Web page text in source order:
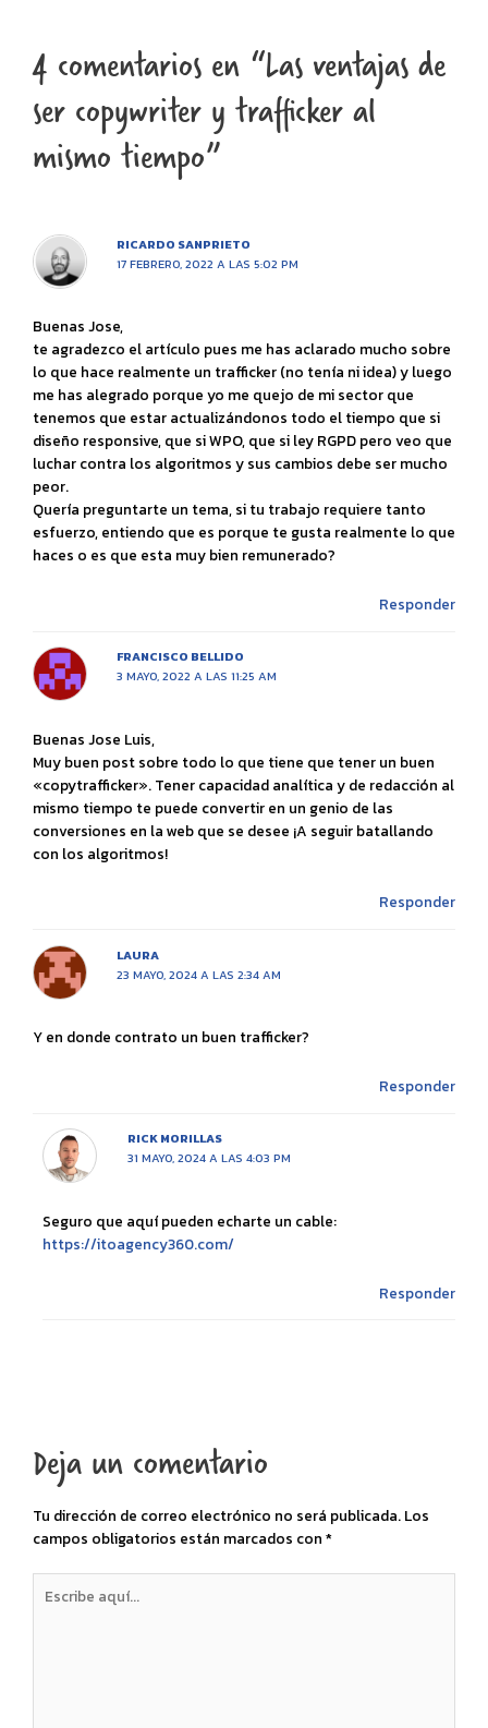
4 comentarios en “Las ventajas de
ser copywriter y trafficker al
mismo tiempo”
RICARDO SANPRIETO
17 FEBRERO, 2022 A LAS 5:02 PM
Buenas Jose,
te agradezco el artículo pues me has aclarado mucho sobre
lo que hace realmente un trafficker (no tenía ni idea) y luego
me has alegrado porque yo me quejo de mi sector que
tenemos que estar actualizándonos todo el tiempo que si
diseño responsive, que si WPO, que si ley RGPD pero veo que
luchar contra los algoritmos y sus cambios debe ser mucho
peor.
Quería preguntarte un tema, si tu trabajo requiere tanto
esfuerzo, entiendo que es porque te gusta realmente lo que
haces o es que esta muy bien remunerado?
Responder
FRANCISCO BELLIDO
3 MAYO, 2022 A LAS 11:25 AM
Buenas Jose Luis,
Muy buen post sobre todo lo que tiene que tener un buen
«copytrafficker». Tener capacidad analítica y de redacción al
mismo tiempo te puede convertir en un genio de las
conversiones en la web que se desee ¡A seguir batallando
con los algoritmos!
Responder
LAURA
23 MAYO, 2024 A LAS 2:34 AM
Y en donde contrato un buen trafficker?
Responder
RICK MORILLAS
31 MAYO, 2024 A LAS 4:03 PM
Seguro que aquí pueden echarte un cable:
https://itoagency360.com/
Responder
Deja un comentario
Tu dirección de correo electrónico no será publicada. Los
campos obligatorios están marcados con *